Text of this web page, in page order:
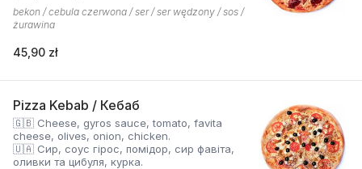
bekon / cebula czerwona / ser / ser wędzony / sos /
żurawina
45,90 zł
Pizza Kebab / Кебаб
🇬🇧 Cheese, gyros sauce, tomato, favita
cheese, olives, onion, chicken.
🇺🇦 Сир, соус гірос, помідор, сир фавіта,
оливки та цибуля, курка.